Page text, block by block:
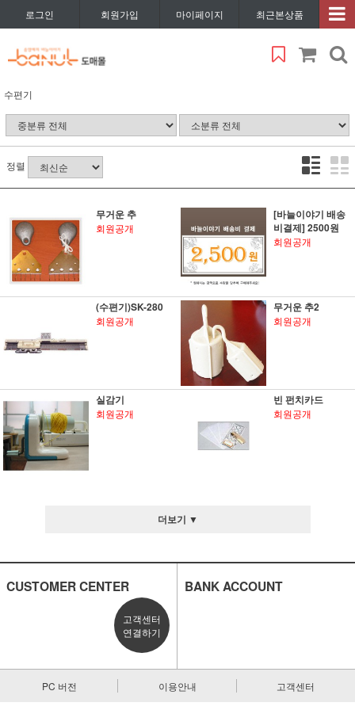
로그인 회원가입 마이페이지 최근본상품
수편기
정렬
무거운 추
회원공개
[바늘이야기 배송
비결제] 2500원
회원공개
(수편기)SK-280
회원공개
무거운 추2
회원공개
실감기
회원공개
빈 펀치카드
회원공개
더보기 ▼
CUSTOMER CENTER
고객센터
연결하기
BANK ACCOUNT
PC 버전 이용안내 고객센터